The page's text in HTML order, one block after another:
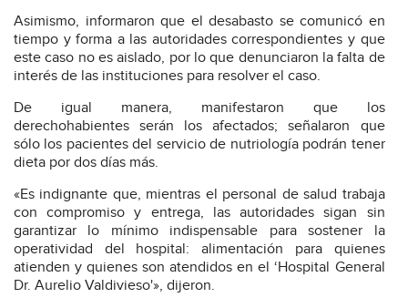
Asimismo, informaron que el desabasto se comunicó en
tiempo y forma a las autoridades correspondientes y que
este caso no es aislado, por lo que denunciaron la falta de
interés de las instituciones para resolver el caso.
De igual manera, manifestaron que los
derechohabientes serán los afectados; señalaron que
sólo los pacientes del servicio de nutriología podrán tener
dieta por dos días más.
«Es indignante que, mientras el personal de salud trabaja
con compromiso y entrega, las autoridades sigan sin
garantizar lo mínimo indispensable para sostener la
operatividad del hospital: alimentación para quienes
atienden y quienes son atendidos en el ‘Hospital General
Dr. Aurelio Valdivieso'», dijeron.